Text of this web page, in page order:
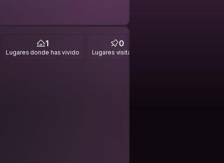
1
Lugares donde has vivido
0
Lugares visitados